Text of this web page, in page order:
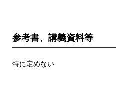
参考書、講義資料等
特に定めない